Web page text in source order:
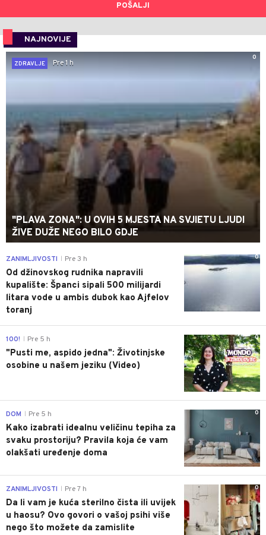
POŠALJI
NAJNOVIJE
0
ZDRAVLJE
Pre 1 h
"PLAVA ZONA": U OVIH 5 MJESTA NA SVJIETU LJUDI
ŽIVE DUŽE NEGO BILO GDJE
0
ZANIMLJIVOSTI Pre 3 h
Od džinovskog rudnika napravili
kupalište: Španci sipali 500 milijardi
litara vode u ambis dubok kao Ajfelov
toranj
0
100! Pre 5 h
"Pusti me, aspido jedna": Životinjske
osobine u našem jeziku (Video)
0
DOM Pre 5 h
Kako izabrati idealnu veličinu tepiha za
svaku prostoriju? Pravila koja će vam
olakšati uređenje doma
0
ZANIMLJIVOSTI Pre 7 h
Da li vam je kuća sterilno čista ili uvijek
u haosu? Ovo govori o vašoj psihi više
nego što možete da zamislite